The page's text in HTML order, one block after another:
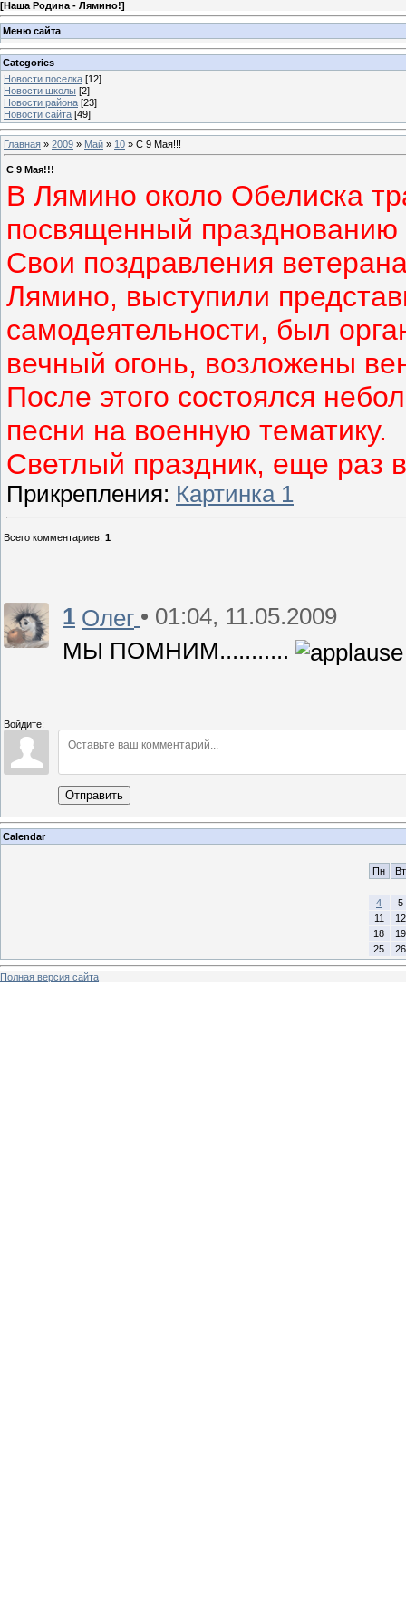
[Наша Родина - Лямино!]
Меню сайта
Categories
Новости поселка [12]
Новости школы [2]
Новости района [23]
Новости сайта [49]
Главная » 2009 » Май » 10 » С 9 Мая!!!
С 9 Мая!!!
В Лямино около Обелиска
посвященный
Свои поздравления
Лямино, выступили
самодеятельности, был
вечный огонь, возложены
После этого состоялся
песни на военную тематику.
Светлый праздник, еще раз
Прикрепления: Картинка 1
Всего комментариев: 1
1 Олег • 01:04, 11.05.2009
МЫ ПОМНИМ...........
Войдите:
Отправить
Calendar
Пн Вт
4
5
11
12
18
19
25
26
Полная версия сайта